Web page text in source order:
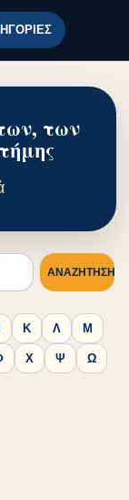
των
ΑΝΑΖΉΤΗΣΗ
Κ Λ Μ
Χ Ψ Ω